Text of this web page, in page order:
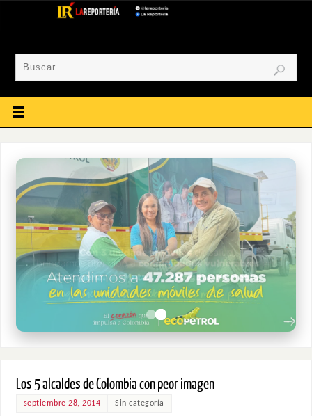
Los 5 alcaldes de Colombia con peor imagen
septiembre 28, 2014 Sin categoría